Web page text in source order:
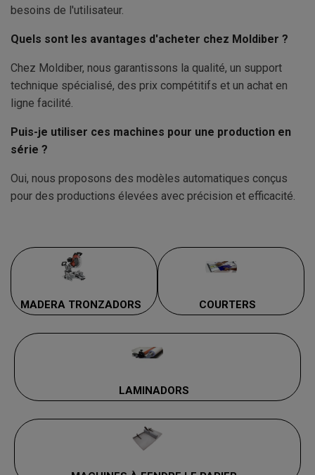
besoins de l'utilisateur.
Quels sont les avantages d'acheter chez Moldiber ?
Chez Moldiber, nous garantissons la qualité, un support
technique spécialisé, des prix compétitifs et un achat en
ligne facilité.
Puis-je utiliser ces machines pour une production en
série ?
Oui, nous proposons des modèles automatiques conçus
pour des productions élevées avec précision et efficacité.
MADERA TRONZADORS COURTERS
LAMINADORS